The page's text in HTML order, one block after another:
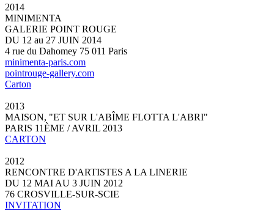
2014
MINIMENTA
GALERIE POINT ROUGE
DU 12 au 27 JUIN 2014
4 rue du Dahomey 75 011 Paris
minimenta-paris.com
pointrouge-gallery.com
Carton
2013
MAISON, "ET SUR L'ABÎME FLOTTA L'ABRI"
PARIS 11ÈME / AVRIL 2013
CARTON
2012
RENCONTRE D'ARTISTES A LA LINERIE
DU 12 MAI AU 3 JUIN 2012
76 CROSVILLE-SUR-SCIE
INVITATION